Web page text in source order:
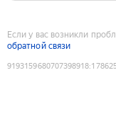
Если у вас возникли
обратной связи
9193159680707398918: